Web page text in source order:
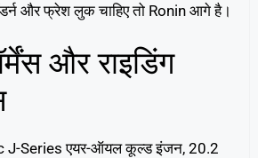
और फ्रेश लुक चाहिए तो Ronin आगे है।
और राइडिंग
J-Series एयर-ऑयल कूल्ड इंजन, 20.2